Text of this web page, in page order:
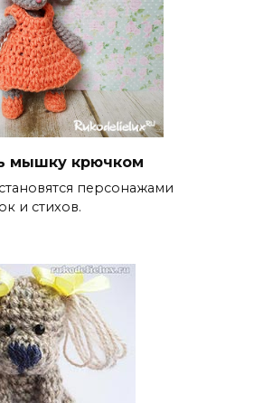
мышку крючком
персонажами
и стихов.